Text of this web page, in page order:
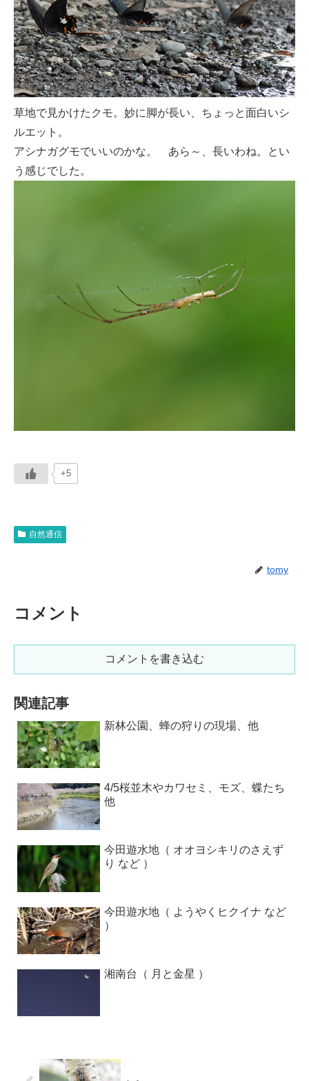
草地で見かけたクモ。妙に脚が長い、ちょっと面白いシ
ルエット。
アシナガグモでいいのかな。 あら～、長いわね。とい
う感じでした。
+5
自然通信
tomy
コメント
コメントを書き込む
関連記事
新林公園、蜂の狩りの現場、他
4/5桜並木やカワセミ、モズ、蝶たち
他
今田遊水地（ オオヨシキリのさえず
り など ）
今田遊水地（ ようやくヒクイナ など
）
湘南台（ 月と金星 ）